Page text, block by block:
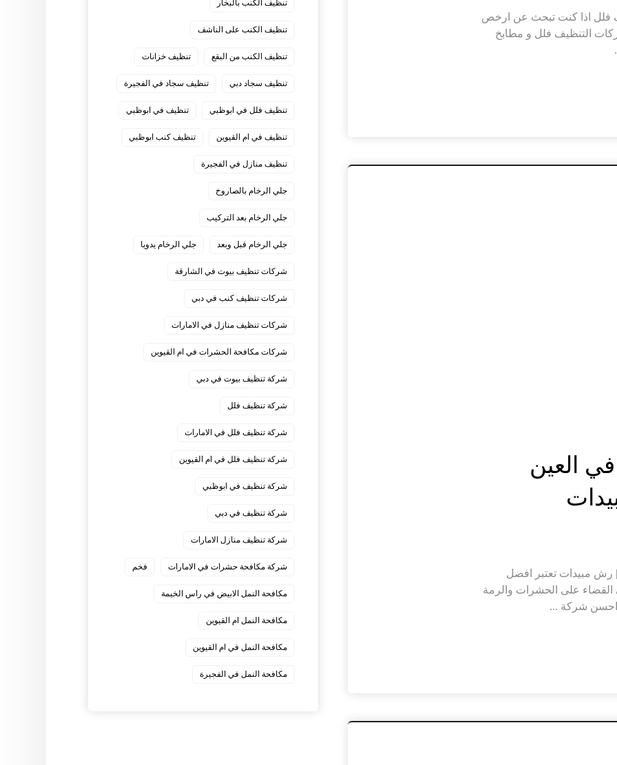
العين |0526402015| تنظيف فلل اذا كنت تبحث عن ارخص
التنظيف فلل و مطابخ
العين
مكافحة النمل في العين |0526402015| رش مبيدات تعتبر افضل
على الحشرات والرمة
احسن شركة ...
تنظيف الكنب بالبخار
تنظيف الكنب على الناشف
تنظيف الكنب من البقع تنظيف خزانات
تنظيف سجاد دبي تنظيف سجاد في الفجيرة
تنظيف فلل في ابوظبي تنظيف في ابوظبي
تنظيف في ام القيوين تنظيف كنب ابوظبي
تنظيف منازل في الفجيرة
جلي الرخام بالصاروخ
جلي الرخام بعد التركيب
جلي الرخام قبل وبعد جلي الرخام يدويا
شركات تنظيف بيوت في الشارقة
شركات تنظيف كنب في دبي
شركات تنظيف منازل في الامارات
شركات مكافحة الحشرات في ام القيوين
شركة تنظيف بيوت في دبي
شركة تنظيف فلل
شركة تنظيف فلل في الامارات
شركة تنظيف فلل في ام القيوين
شركة تنظيف في ابوظبي
شركة تنظيف في دبي
شركة تنظيف منازل الامارات
شركة مكافحة حشرات في الامارات فخم
مكافحة النمل الابيض في راس الخيمة
مكافحة النمل ام القيوين
مكافحة النمل في ام القيوين
‏مكافحة النمل في الفجيرة